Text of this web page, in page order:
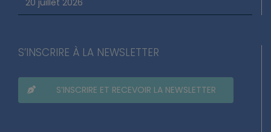
S’INSCRIRE À LA NEWSLETTER
S’INSCRIRE ET RECEVOIR LA NEWSLETTER